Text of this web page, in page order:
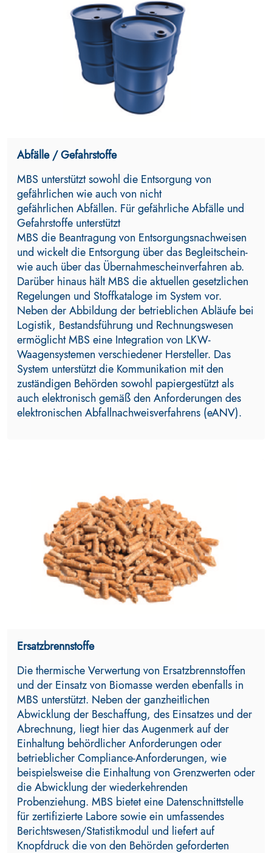
Abfälle / Gefahrstoffe
MBS unterstützt sowohl die Entsorgung von
gefährlichen wie auch von nicht
gefährlichen Abfällen. Für gefährliche Abfälle und
Gefahrstoffe unterstützt
MBS die Beantragung von Entsorgungsnachweisen
und wickelt die Entsorgung über das Begleitschein-
wie auch über das Übernahmescheinverfahren ab.
Darüber hinaus hält MBS die aktuellen gesetzlichen
Regelungen und Stoffkataloge im System vor.
Neben der Abbildung der betrieblichen Abläufe bei
Logistik, Bestandsführung und Rechnungswesen
ermöglicht MBS eine Integration von LKW-
Waagensystemen verschiedener Hersteller. Das
System unterstützt die Kommunikation mit den
zuständigen Behörden sowohl papiergestützt als
auch elektronisch gemäß den Anforderungen des
elektronischen Abfallnachweisverfahrens (eANV).
Ersatzbrennstoffe
Die thermische Verwertung von Ersatzbrennstoffen
und der Einsatz von Biomasse werden ebenfalls in
MBS unterstützt. Neben der ganzheitlichen
Abwicklung der Beschaffung, des Einsatzes und der
Abrechnung, liegt hier das Augenmerk auf der
Einhaltung behördlicher Anforderungen oder
betrieblicher Compliance-Anforderungen, wie
beispielsweise die Einhaltung von Grenzwerten oder
die Abwicklung der wiederkehrenden
Probenziehung. MBS bietet eine Datenschnittstelle
für zertifizierte Labore sowie ein umfassendes
Berichtswesen/Statistikmodul und liefert auf
Knopfdruck die von den Behörden geforderten